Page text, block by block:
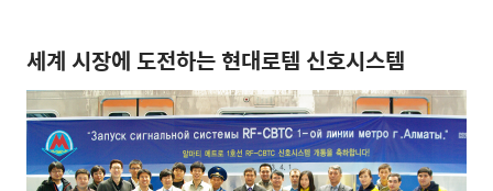
세계 시장에 도전하는 현대로템 신호시스템